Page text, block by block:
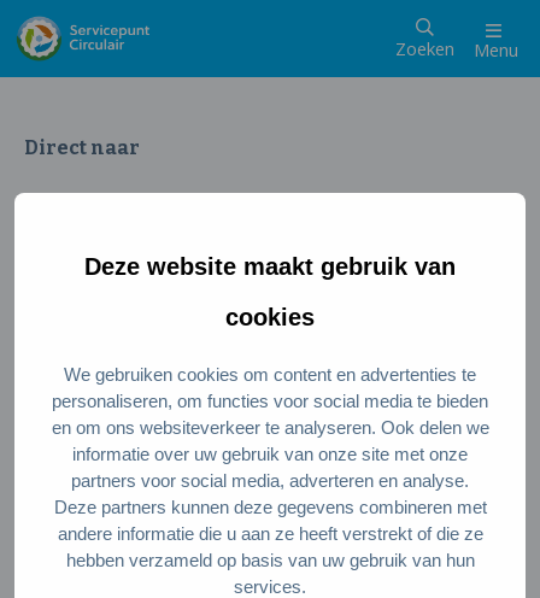
Deze website maakt gebruik van
cookies
We gebruiken cookies om content en advertenties te
personaliseren, om functies voor social media te bieden
en om ons websiteverkeer te analyseren. Ook delen we
informatie over uw gebruik van onze site met onze
partners voor social media, adverteren en analyse.
Deze partners kunnen deze gegevens combineren met
andere informatie die u aan ze heeft verstrekt of die ze
hebben verzameld op basis van uw gebruik van hun
services.
Zoeken Menu
Direct naar
Wat is een circulaire samenleving
Meedoen als ondernemer
Circulaire producten en diensten
Wie zijn wij?
Over ons
Stel je vraag
Servicepunt Team
Veelgestelde vragen